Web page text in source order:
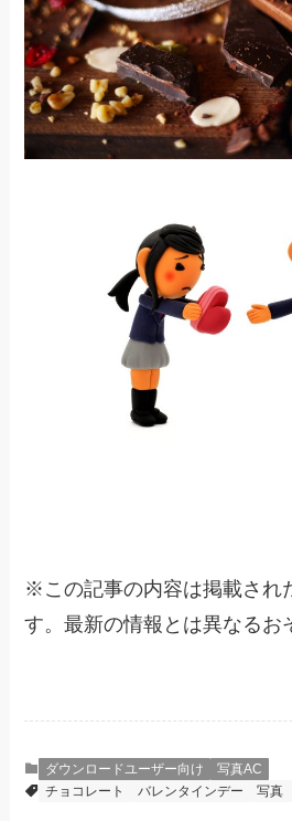
※ この記事の内容は掲載され
す。最新の情報とは異なるお
ダウンロードユーザー向け
写真AC
チョコレート
バレンタインデー 写真